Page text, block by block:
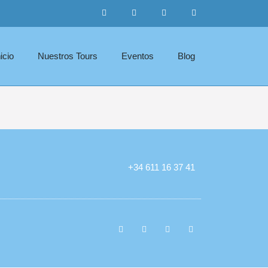
Nuestros Tours Eventos Blog
+34 611 16 37 41